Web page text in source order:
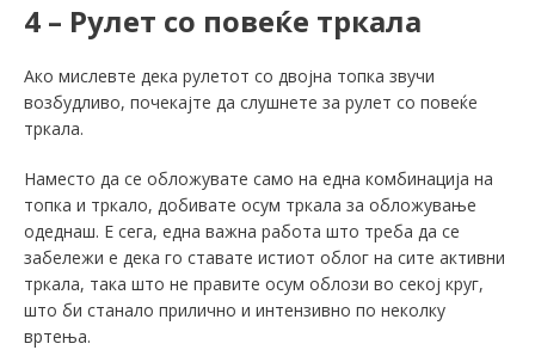
4 – Рулет со повеќе тркала
Ако мислевте дека рулетот со двојна топка звучи
возбудливо, почекајте да слушнете за рулет со повеќе
тркала.
Наместо да се обложувате само на една комбинација на
топка и тркало, добивате осум тркала за обложување
одеднаш. Е сега, една важна работа што треба да се
забележи е дека го ставате истиот облог на сите активни
тркала, така што не правите осум облози во секој круг,
што би станало прилично и интензивно по неколку
вртења.